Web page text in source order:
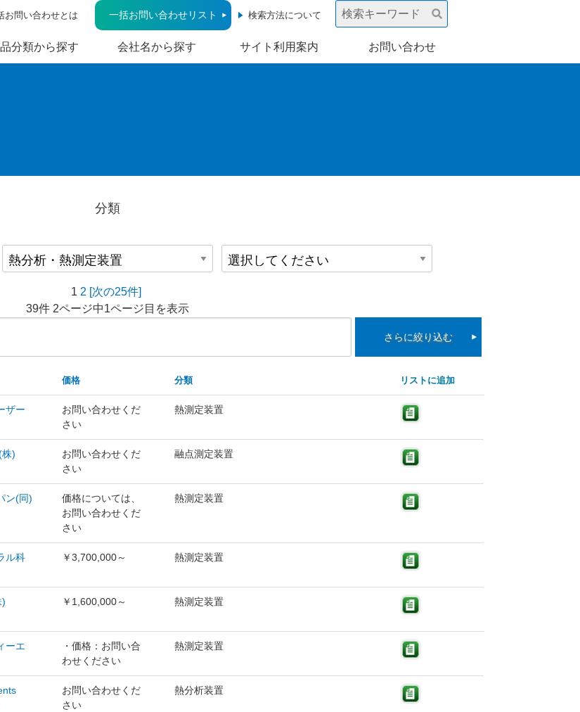
お問い合わせとは 一括お問い合わせリスト 検索方法について
分類から探す 会社名から探す サイト利用案内 お問い合わせ
分類
1 2 [次の25件]
39件 2ページ中1ページ目を表示
さらに絞り込む
価格 分類 リストに追加
ザー
お問い合わせくだ
さい
熱測定装置
)
お問い合わせくだ
さい
融点測定装置
ン(同)
価格については、
お問い合わせくだ
さい
熱測定装置
ル科
￥3,700,000～ 熱測定装置
) ￥1,600,000～ 熱測定装置
ーエ
・価格：お問い合
わせください
熱測定装置
お問い合わせくだ
さい
熱分析装置